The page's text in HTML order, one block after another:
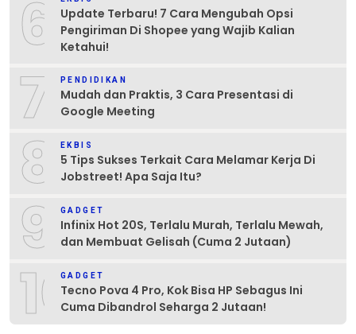
6
Update Terbaru! 7 Cara Mengubah Opsi
Pengiriman Di Shopee yang Wajib Kalian
Ketahui!
7 PENDIDIKAN
Mudah dan Praktis, 3 Cara Presentasi di
Google Meeting
8 EKBIS
5 Tips Sukses Terkait Cara Melamar Kerja Di
Jobstreet! Apa Saja Itu?
9 GADGET
Infinix Hot 20S, Terlalu Murah, Terlalu Mewah,
dan Membuat Gelisah (Cuma 2 Jutaan)
10GADGET
Tecno Pova 4 Pro, Kok Bisa HP Sebagus Ini
Cuma Dibandrol Seharga 2 Jutaan!